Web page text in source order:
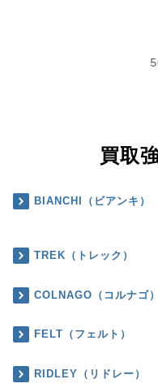
買取
BIANCHI（ビアンキ）
TREK（トレック）
COLNAGO（コルナゴ）
FELT（フェルト）
RIDLEY（リドレー）